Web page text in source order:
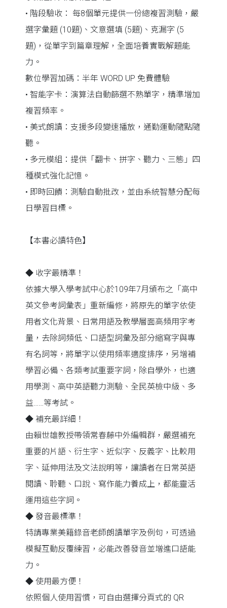
• 階段驗收： 每8個單元提供一份總複習測驗，嚴
選字彙題 (10題)、文意選填 (5題)、克漏字 (5
題)，從單字到篇章理解，全面培養實戰解題能
力。
數位學習加碼：半年 WORD UP 免費體驗
• 智能字卡：演算法自動篩選不熟單字，精準增加
複習頻率。
• 美式朗讀：支援多段變速播放，通勤運動隨點隨
聽。
• 多元模組：提供「翻卡、拼字、聽力、三態」四
種模式強化記憶。
• 即時回饋：測驗自動批改，並由系統智慧分配每
日學習目標。
【本書必讀特色】
◆ 收字最精準！
依據大學入學考試中心於109年7月頒布之「高中
英文參考詞彙表」重新編修，將原先的單字依使
用者文化背景、日常用語及教學層面高頻用字考
量，去除詞頻低、口語型詞彙及部分縮寫字與專
有名詞等，將單字以使用頻率適度排序，另增補
學習必備、各類考試重要字詞，除自學外，也適
用學測、高中英語聽力測驗、全民英檢中級、多
益……等考試。
◆ 補充最詳細！
由賴世雄教授帶領常春藤中外編輯群，嚴選補充
重要的片語、衍生字、近似字、反義字、比較用
字、延伸用法及文法說明等，讓讀者在日常英語
閱讀、聆聽、口說、寫作能力養成上，都能靈活
運用這些字詞。
◆ 發音最標準！
特請專業美籍錄音老師朗讀單字及例句，可透過
模擬互動反覆練習，必能改善發音並增進口語能
力。
◆ 使用最方便！
依照個人使用習慣，可自由選擇分頁式的 QR